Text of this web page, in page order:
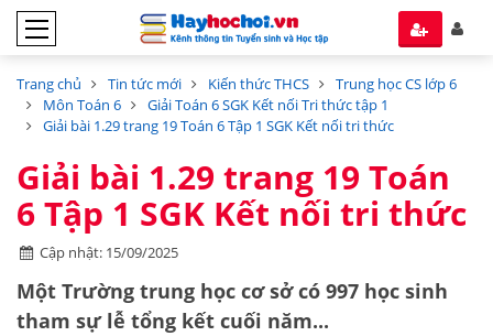
Trang chủ Tin tức mới Kiến thức THCS
Trung học CS lớp 6
Môn Toán 6
Giải Toán 6 SGK Kết nối Tri thức tập 1
Giải bài 1.29 trang 19 Toán 6 Tập 1 SGK Kết nối tri thức
Giải bài 1.29 trang 19 Toán
6 Tập 1 SGK Kết nối tri thức
Cập nhật: 15/09/2025
Một Trường trung học cơ sở có 997 học sinh
tham sự lễ tổng kết cuối năm...